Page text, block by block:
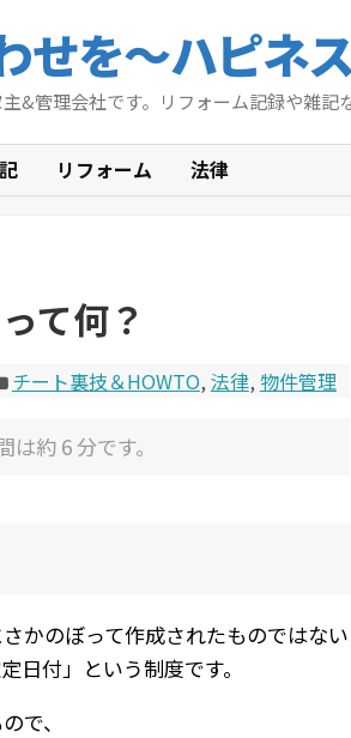
せを〜ハピネ
&管理会社です。リフォーム記録や雑記
リフォーム 法律
て何？
チート裏技＆HOWTO, 法律, 物件管理
約 6 分です。
かのぼって作成されたものではない
日付」という制度です。
で、